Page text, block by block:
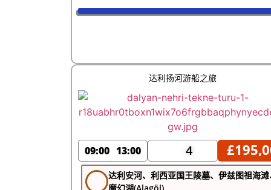
达利扬河游船之旅
09:00 13:00 4 £
达利安河、利西亚国王陵墓、伊兹图祖海